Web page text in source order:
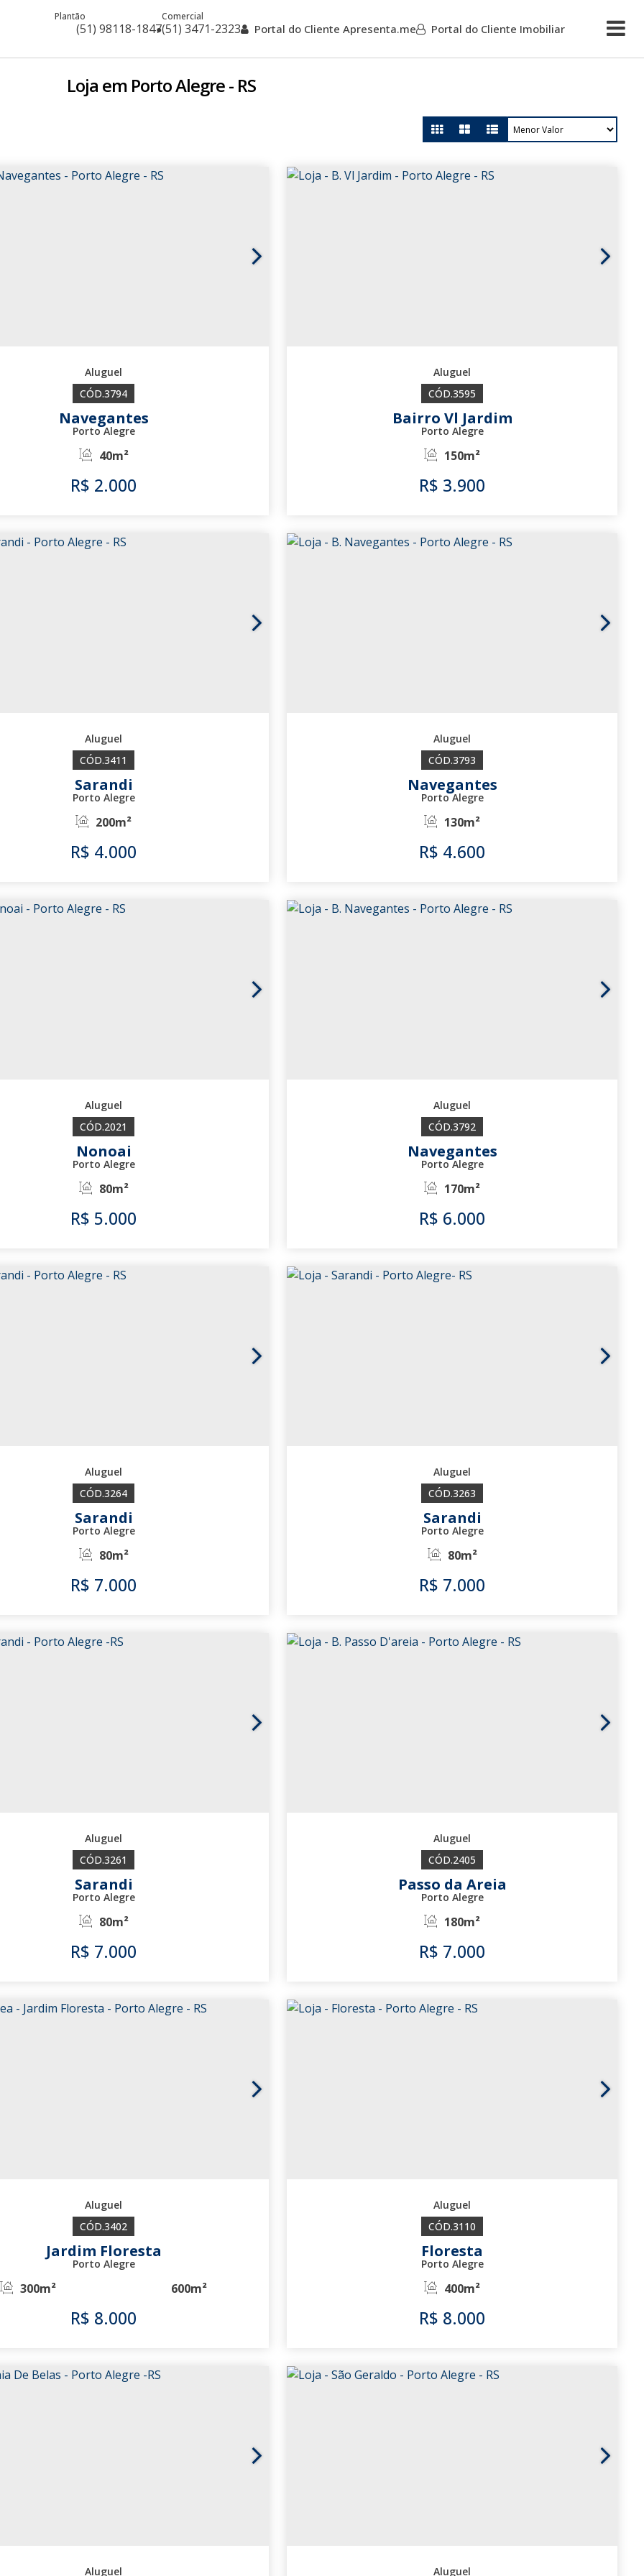
(51) 98118-1847
Plantão
(51) 3471-2323
Comercial
Portal do Cliente Apresenta.me Portal do Cliente Imobiliar
Loja em Porto Alegre - RS
3794
R$ 2.000
3794
Navegantes
Porto Alegre
40m²
3595
R$ 3.900
3595
Bairro Vl Jardim
Porto Alegre
150m²
3411
R$ 4.000
3411
Sarandi
Porto Alegre
200m²
3793
R$ 4.600
3793
Navegantes
Porto Alegre
130m²
2021
R$ 5.000
2021
Nonoai
Porto Alegre
80m²
3792
R$ 6.000
3792
Navegantes
Porto Alegre
170m²
3264
R$ 7.000
3264
Sarandi
Porto Alegre
80m²
3263
R$ 7.000
3263
Sarandi
Porto Alegre
80m²
3261
R$ 7.000
3261
Sarandi
Porto Alegre
80m²
2405
R$ 7.000
2405
Passo da Areia
Porto Alegre
180m²
3402
R$ 8.000
3402
Jardim Floresta
Porto Alegre
300m² 600m²
3110
R$ 8.000
3110
Floresta
Porto Alegre
400m²